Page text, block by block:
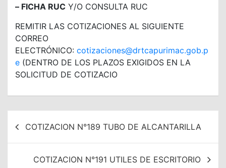
– FICHA RUC Y/O CONSULTA RUC
REMITIR LAS COTIZACIONES AL SIGUIENTE
CORREO
ELECTRÓNICO: cotizaciones@drtcapurimac.gob.p
e (DENTRO DE LOS PLAZOS EXIGIDOS EN LA
SOLICITUD DE COTIZACIO
Navegación
de
entradas
COTIZACION N°189 TUBO DE ALCANTARILLA
COTIZACION N°191 UTILES DE ESCRITORIO